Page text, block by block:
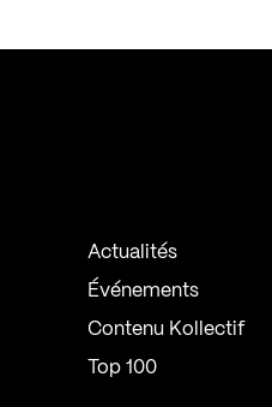
Actualités
Événements
Contenu Kollectif
Top 100